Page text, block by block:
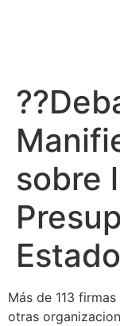
sobre
Más de 113
otras